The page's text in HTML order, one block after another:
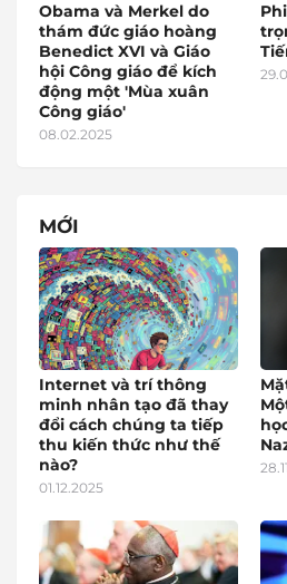
Obama và Merkel do
thám đức giáo hoàng
Benedict XVI và Giáo
hội Công giáo để kích
động một 'Mùa xuân
Công giáo'
08.02.2025
MỚI
Internet và trí thông
minh nhân tạo đã thay
đổi cách chúng ta tiếp
thu kiến thức như thế
nào?
01.12.2025